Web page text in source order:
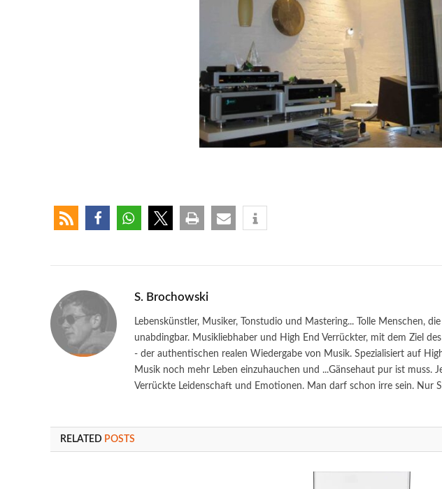
S. Brochowski
Lebenskünstler, Musiker, Tonstudio und Mastering... Tolle Menschen,
unabdingbar. Musikliebhaber und High End Verrückter, mit dem Ziel
- der authentischen realen Wiedergabe von Musik. Spezialisiert auf
Musik noch mehr Leben einzuhauchen und ...Gänsehaut pur ist muss.
Verrückte Leidenschaft und Emotionen. Man darf schon irre sein. Nur
RELATED POSTS